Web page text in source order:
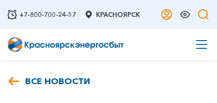
+7-800-700-24-57 КРАСНОЯРСК
ВСЕ НОВОСТИ